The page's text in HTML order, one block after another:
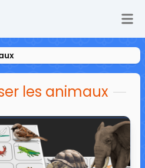
les animaux